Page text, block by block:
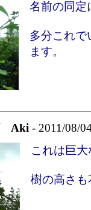
名前の同定
多分これで
ます。
Aki - 2011/08/
これは巨
樹の高さ